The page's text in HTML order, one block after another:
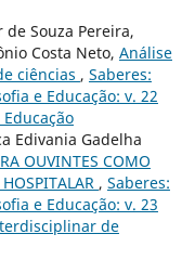
Souza Pereira,
Costa Neto, Análise
ciências , Saberes:
e Educação: v. 22
Edivania Gadelha
OUVINTES COMO
, Saberes:
e Educação: v. 23
de